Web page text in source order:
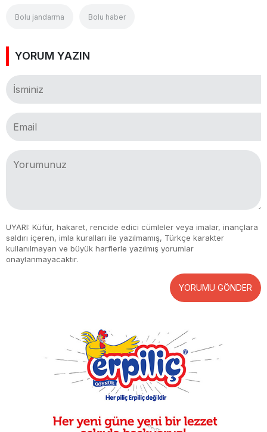
Bolu jandarma Bolu haber
YORUM YAZIN
UYARI: Küfür, hakaret, rencide edici cümleler veya imalar, inançlara
saldırı içeren, imla kuralları ile yazılmamış, Türkçe karakter
kullanılmayan ve büyük harflerle yazılmış yorumlar
onaylanmayacaktır.
YORUMU GÖNDER